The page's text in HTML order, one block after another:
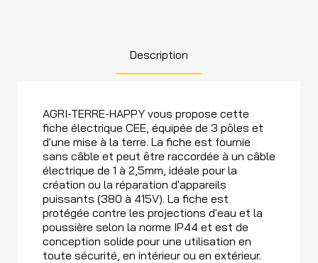
Description
AGRI-TERRE-HAPPY vous propose cette
fiche électrique CEE, équipée de 3 pôles et
d'une mise à la terre. La fiche est fournie
sans câble et peut être raccordée à un câble
électrique de 1 à 2,5mm, idéale pour la
création ou la réparation d'appareils
puissants (380 à 415V). La fiche est
protégée contre les projections d'eau et la
poussière selon la norme IP44 et est de
conception solide pour une utilisation en
toute sécurité, en intérieur ou en extérieur.